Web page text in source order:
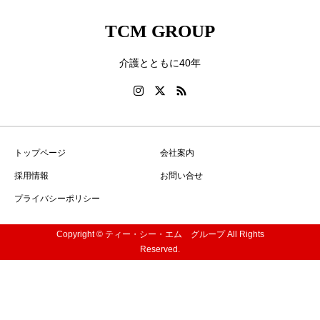
TCM GROUP
介護とともに40年
トップページ 会社案内
採用情報 お問い合せ
プライバシーポリシー
Copyright © ティー・シー・エム グループ All Rights
Reserved.